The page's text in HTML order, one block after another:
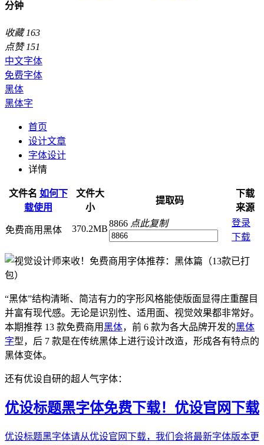
分钟
收藏 163
点赞 151
中文字体
免费字体
黑体
黑体字
首页
设计文章
字体设计
详情
文件名 如何下
载使用
文件大
小
提取码
下载
来源
免费商用黑体 370.2MB
8866 点此复制
登录
下载
“黑体”结构清晰、简洁有力的字形风格能使版面显得庄重醒目
并富有现代感。无论是识别性、适用面、视觉效果都非常好。
本期推荐 13 款免费商用黑体，前 6 款为各大品牌开发的黑体
字型，后 7 款是在传统黑体上进行设计改造，形成各有特点的
黑体变体。
还有优设自研的超人气字体：
优设标题黑字体免费下载！优设官网下载
优设标题黑字体请从优设官网下载，我们会将最新字体版本更